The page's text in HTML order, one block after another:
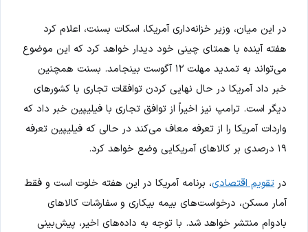
در این میان، وزیر خزانه‌داری آمریکا، اسکات بسنت، اعلام کرد
هفته آینده با همتای چینی خود دیدار خواهد کرد که این موضوع
می‌تواند به تمدید مهلت ۱۲ آگوست بینجامد. بسنت همچنین
خبر داد آمریکا در حال نهایی کردن توافقات تجاری با کشورهای
دیگر است. ترامپ نیز اخیراً از توافق تجاری با فیلیپین خبر داد که
واردات آمریکا را از تعرفه معاف می‌کند در حالی که فیلیپین تعرفه
۱۹ درصدی بر کالاهای آمریکایی وضع خواهد کرد.
در تقویم اقتصادی، برنامه آمریکا در این هفته خلوت است و فقط
آمار مسکن، درخواست‌های بیمه بیکاری و سفارشات کالاهای
بادوام منتشر خواهد شد. با توجه به داده‌های اخیر، پیش‌بینی